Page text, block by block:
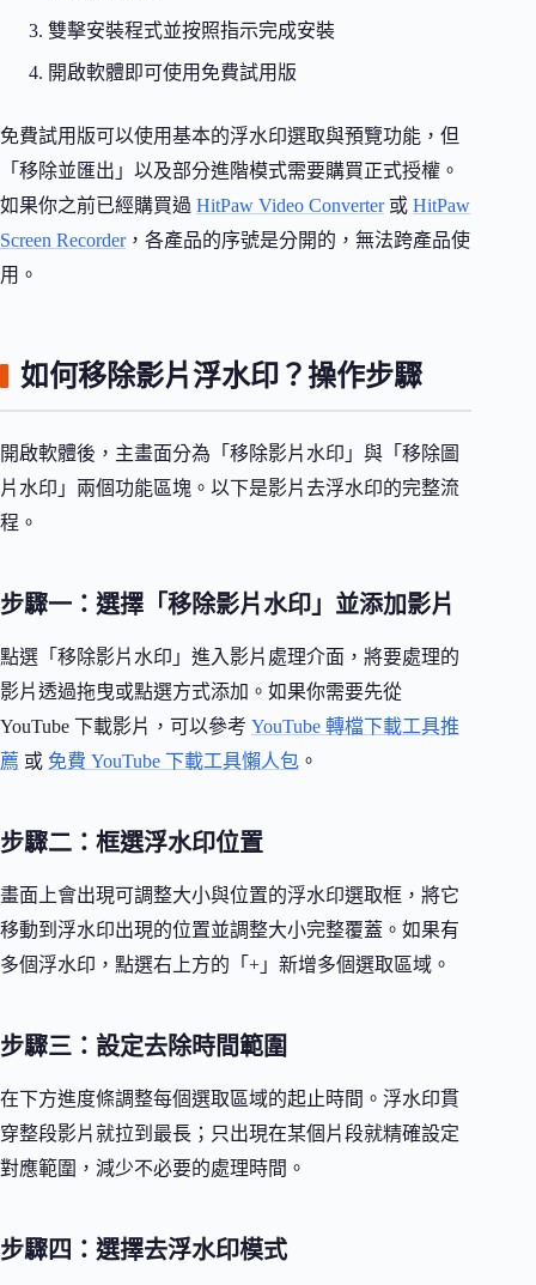
雙擊安裝程式並按照指示完成安裝
開啟軟體即可使用免費試用版
免費試用版可以使用基本的浮水印選取與預覽功能，但
「移除並匯出」以及部分進階模式需要購買正式授權。
如果你之前已經購買過 HitPaw Video Converter或 HitPaw
Screen Recorder，各產品的序號是分開的，無法跨產品使
用。
如何移除影片浮水印？操作步驟
開啟軟體後，主畫面分為「移除影片水印」與「移除圖
片水印」兩個功能區塊。以下是影片去浮水印的完整流
程。
步驟一：選擇「移除影片水印」並添加影片
點選「移除影片水印」進入影片處理介面，將要處理的
影片透過拖曳或點選方式添加。如果你需要先從
YouTube 下載影片，可以參考 YouTube 轉檔下載工具推
薦 或 免費 YouTube 下載工具懶人包 。
步驟二：框選浮水印位置
畫面上會出現可調整大小與位置的浮水印選取框，將它
移動到浮水印出現的位置並調整大小完整覆蓋。如果有
多個浮水印，點選右上方的「+」新增多個選取區域。
步驟三：設定去除時間範圍
在下方進度條調整每個選取區域的起止時間。浮水印貫
穿整段影片就拉到最長；只出現在某個片段就精確設定
對應範圍，減少不必要的處理時間。
步驟四：選擇去浮水印模式